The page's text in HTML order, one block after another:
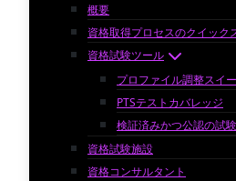
概要
資格取得プロセスのクイック
資格試験ツール
プロファイル調整スイ
PTSテストカバレッジ
検証済みかつ公認の試
資格試験施設
資格コンサルタント